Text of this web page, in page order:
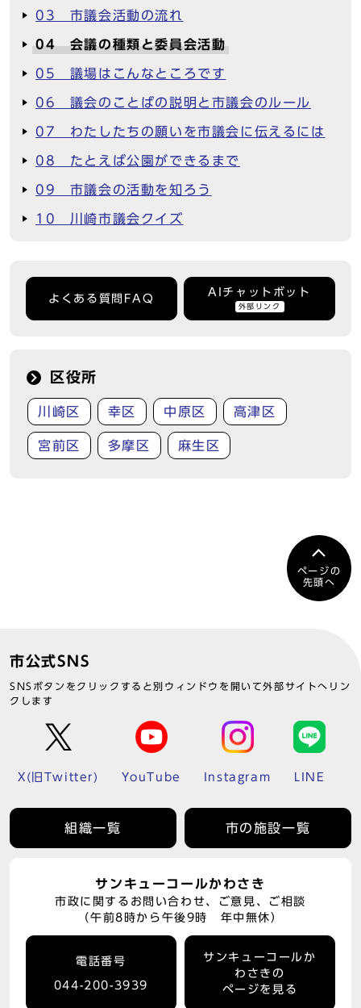
03 市議会活動の流れ
04 会議の種類と委員会活動
05 議場はこんなところです
06 議会のことばの説明と市議会のルール
07 わたしたちの願いを市議会に伝えるには
08 たとえば公園ができるまで
09 市議会の活動を知ろう
10 川崎市議会クイズ
よくある質問FAQ
AIチャットボット
外部リンク
区役所
川崎区 幸区 中原区 高津区
宮前区 多摩区 麻生区
ページの
先頭へ
市公式SNS
SNSボタンをクリックすると別ウィンドウを開いて外部サイトへリン
クします
X(旧Twitter) YouTube Instagram LINE
組織一覧 市の施設一覧
サンキューコールかわさき
市政に関するお問い合わせ、ご意見、ご相談
（午前8時から午後9時 年中無休）
電話番号
044-200-3939
サンキューコールか
わさきの
ページを見る